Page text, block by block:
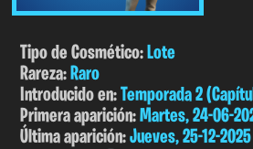
Tipo de Cosmético:Lote
Rareza:Raro
Introducido en:Temporada 2
Primera aparición:Martes, 24-06-
Última aparición:Jueves, 25-12-2025